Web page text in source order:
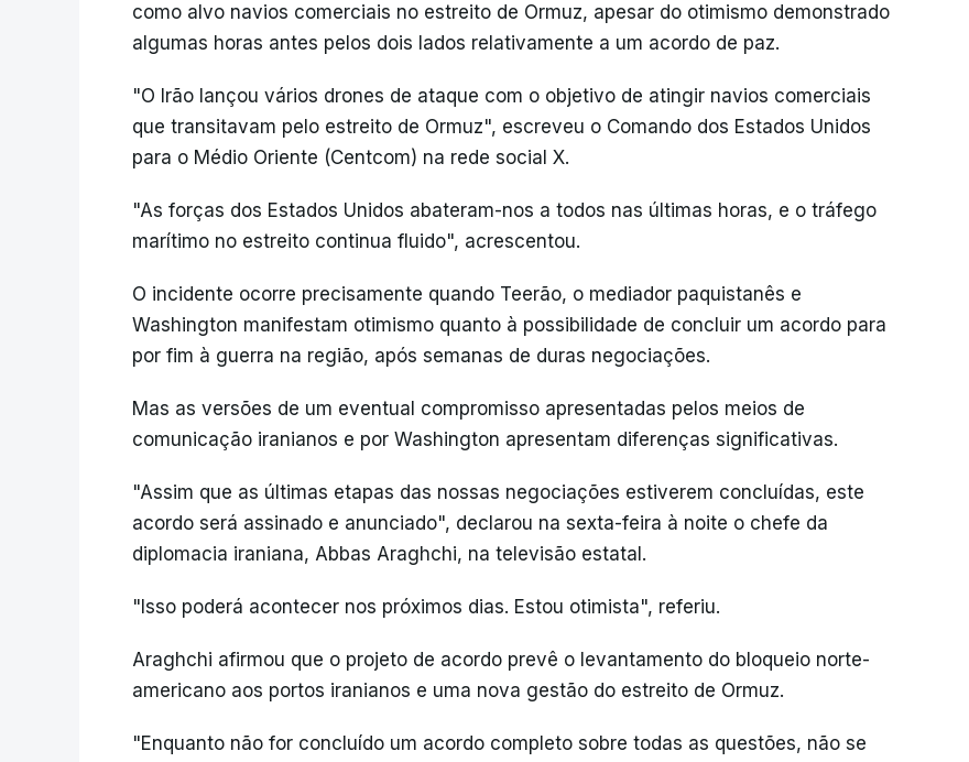
como alvo navios comerciais no estreito de Ormuz, apesar do otimismo demonstrado
algumas horas antes pelos dois lados relativamente a um acordo de paz.
"O Irão lançou vários drones de ataque com o objetivo de atingir navios comerciais
que transitavam pelo estreito de Ormuz", escreveu o Comando dos Estados Unidos
para o Médio Oriente (Centcom) na rede social X.
"As forças dos Estados Unidos abateram-nos a todos nas últimas horas, e o tráfego
marítimo no estreito continua fluido", acrescentou.
O incidente ocorre precisamente quando Teerão, o mediador paquistanês e
Washington manifestam otimismo quanto à possibilidade de concluir um acordo para
por fim à guerra na região, após semanas de duras negociações.
Mas as versões de um eventual compromisso apresentadas pelos meios de
comunicação iranianos e por Washington apresentam diferenças significativas.
"Assim que as últimas etapas das nossas negociações estiverem concluídas, este
acordo será assinado e anunciado", declarou na sexta-feira à noite o chefe da
diplomacia iraniana, Abbas Araghchi, na televisão estatal.
"Isso poderá acontecer nos próximos dias. Estou otimista", referiu.
Araghchi afirmou que o projeto de acordo prevê o levantamento do bloqueio norte-
americano aos portos iranianos e uma nova gestão do estreito de Ormuz.
"Enquanto não for concluído um acordo completo sobre todas as questões, não se